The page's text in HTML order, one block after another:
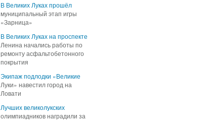
В Великих Луках прошёл
муниципальный этап игры
«Зарница»
В Великих Луках прошёл
муниципальный этап игры
«Зарница»
В Великих Луках на проспекте
Ленина начались работы по
ремонту асфальтобетонного
покрытия
В Великих Луках на проспекте
Ленина начались работы по
ремонту асфальтобетонного
покрытия
Экипаж подлодки «Великие
Луки» навестил город на
Ловати
Экипаж подлодки «Великие
Луки» навестил город на
Ловати
Лучших великолукских
олимпиадников наградили за
Лучших великолукских
олимпиадников наградили за